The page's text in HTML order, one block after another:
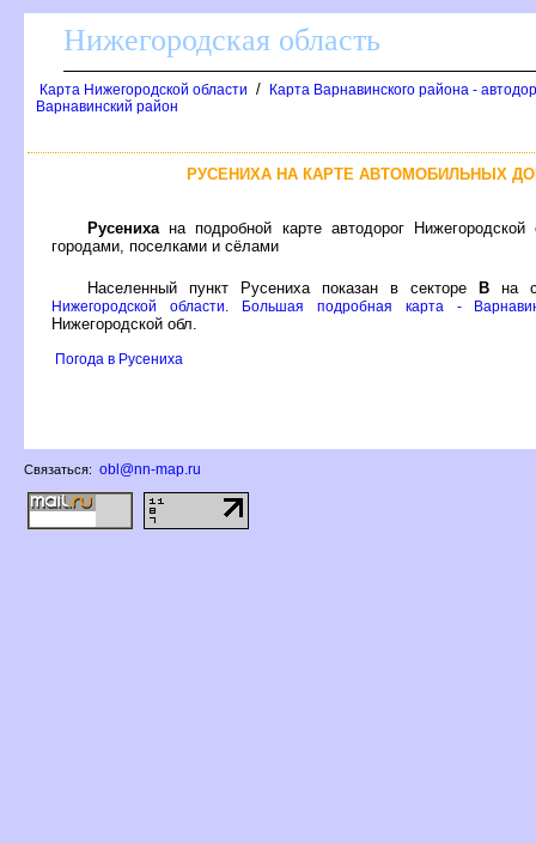
Нижегородская область
Карта Нижегородской области /
Карта Варнавинского района -
арнавинский район
РУСЕНИХА НА КАРТЕ АВТОМОБИЛЬНЫХ
Русениха на подробной карте автодорог
ородами, поселками и сёлами
Населенный пункт Русениха показан в секторе на
Нижегородской области. Большая подробная карта -
Нижегородской обл.
Погода в Русениха
Связаться: obl@nn-map.ru